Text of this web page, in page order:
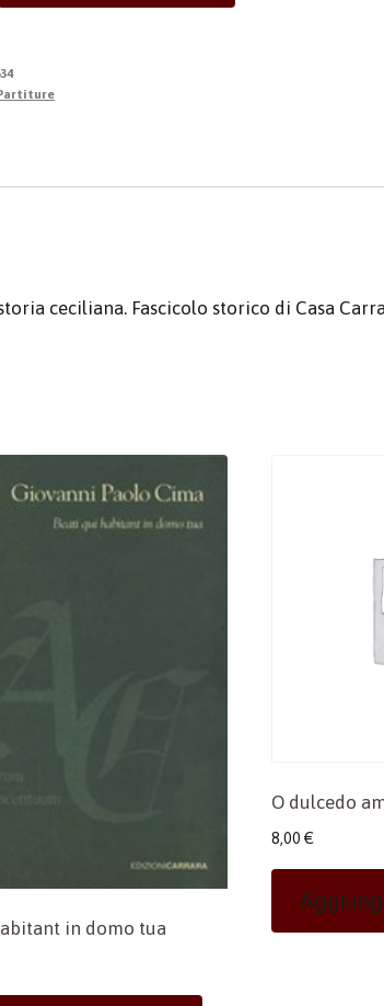
ceciliana. Fascicolo storico di Casa
in domo tua
O dulcedo
8,00 €